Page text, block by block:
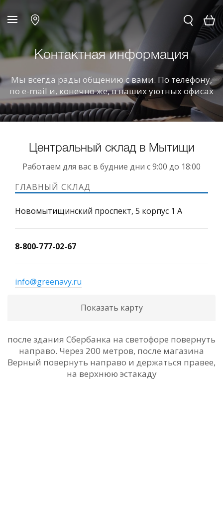
Контактная информация
Мы всегда рады общению с вами. По телефону,
по e-mail и, конечно же, в наших уютных офисах
Центральный склад в Мытищи
Работаем для вас в будние дни с 9:00 до 18:00
ГЛАВНЫЙ СКЛАД
Новомытищинский проспект, 5 корпус 1 А
8-800-777-02-67
info@greenavy.ru
Показать карту
после здания Сбербанка на светофоре повернуть
направо. Через 200 метров, после магазина
Верный повернуть направо и держаться правее,
на верхнюю эстакаду